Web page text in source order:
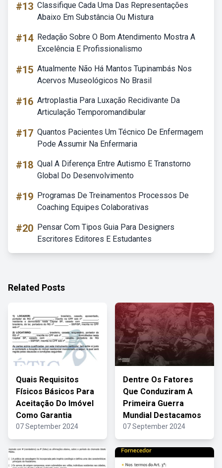
#13 Classifique Cada Uma Das Representações
Abaixo Em Substância Ou Mistura
#14 Redação Sobre O Bom Atendimento Mostra A
Excelência E Profissionalismo
#15 Atualmente Não Há Mantos Tupinambás Nos
Acervos Museológicos No Brasil
#16 Artroplastia Para Luxação Recidivante Da
Articulação Temporomandibular
#17 Quantos Pacientes Um Técnico De Enfermagem
Pode Assumir Na Enfermaria
#18 Qual A Diferença Entre Autismo E Transtorno
Global Do Desenvolvimento
#19 Programas De Treinamentos Processos De
Coaching Equipes Colaborativas
#20 Pensar Com Tipos Guia Para Designers
Escritores Editores E Estudantes
Related Posts
Quais Requisitos
Físicos Básicos Para
Aceitação Do Imóvel
Como Garantia
07 September 2024
Dentre Os Fatores
Que Conduziram A
Primeira Guerra
Mundial Destacamos
07 September 2024